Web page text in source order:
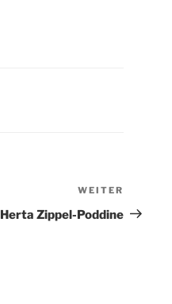
Beitrag
WEITER
Herta Zippel-Poddine